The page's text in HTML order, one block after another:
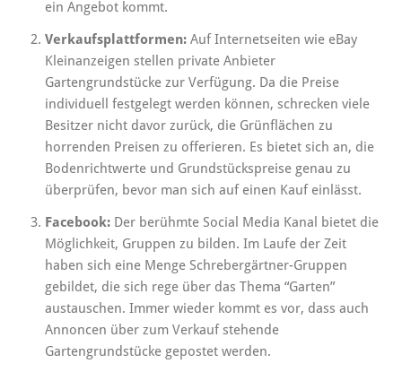
ein Angebot kommt.
Verkaufsplattformen: Auf Internetseiten wie eBay
Kleinanzeigen stellen private Anbieter
Gartengrundstücke zur Verfügung. Da die Preise
individuell festgelegt werden können, schrecken viele
Besitzer nicht davor zurück, die Grünflächen zu
horrenden Preisen zu offerieren. Es bietet sich an, die
Bodenrichtwerte und Grundstückspreise genau zu
überprüfen, bevor man sich auf einen Kauf einlässt.
Facebook: Der berühmte Social Media Kanal bietet die
Möglichkeit, Gruppen zu bilden. Im Laufe der Zeit
haben sich eine Menge Schrebergärtner-Gruppen
gebildet, die sich rege über das Thema “Garten”
austauschen. Immer wieder kommt es vor, dass auch
Annoncen über zum Verkauf stehende
Gartengrundstücke gepostet werden.